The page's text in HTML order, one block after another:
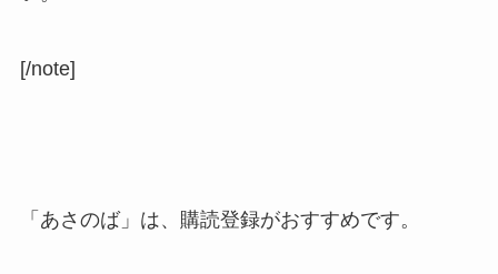
[/note]
「あさのば」は、購読登録がおすすめです。